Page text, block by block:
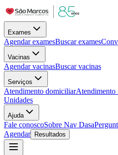
Exames
Agendar examesBuscar exames
Vacinas
Agendar vacinasBuscar vacinas
Serviços
Atendimento domiciliarAtendimento
Unidades
Ajuda
Fale conoscoSobre Nav Dasa
Agendar
Resultados